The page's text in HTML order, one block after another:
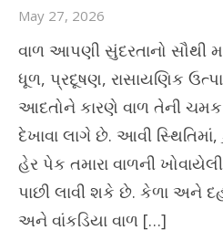
May 27, 2026
વાળ આપણી સુંદરતાનો સૌથી
ધૂળ, પ્રદૂષણ, રાસાયણિક
આદતોને કારણે વાળ તેની
દેખાવા લાગે છે. આવી
હેર પેક તમારા વાળની
પાછી લાવી શકે છે. કેળા અને
અને વાંકડિયા વાળ […]